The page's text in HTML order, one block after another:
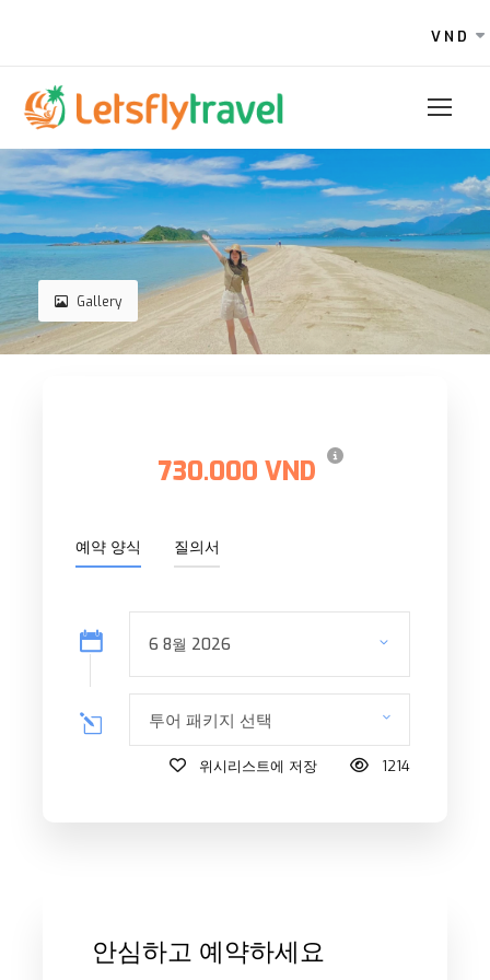
VND
Gallery
730.000 VND
예약 양식 질의서
투어 패키지 선택
위시리스트에 저장 1214
안심하고 예약하세요